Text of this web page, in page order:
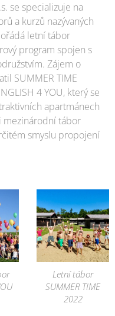
se specializuje na
a kurzů nazývaných
letní tábor
program spojen s
Zájem o
SUMMER TIME
4 YOU, který se
apartmánech
mezinárodní tábor
smyslu propojení
Letní tábor
SUMMER TIME
2022